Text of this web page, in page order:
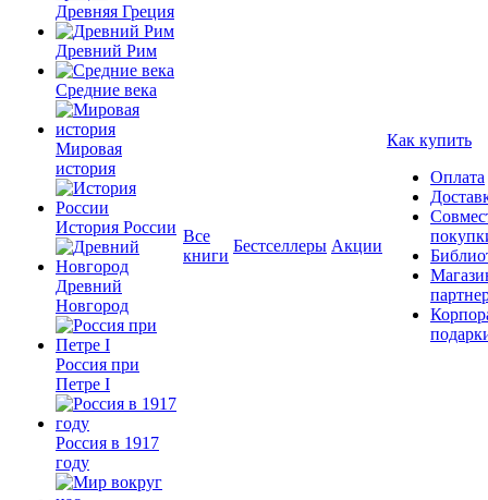
Древняя Греция
Древний Рим
Средние века
Мировая
история
История России
Древний
Новгород
Россия при
Петре I
Россия в 1917
году
Все
книги
Бестселлеры Акции
Как купить
Оплата